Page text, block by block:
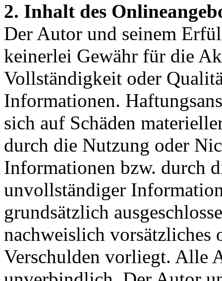
2. Inhalt des
Der Autor und seinem
keinerlei Gewähr für die
Vollständigkeit oder
Informationen.
sich auf Schäden
durch die Nutzung oder
Informationen bzw. durch
unvollständiger
grundsätzlich
nachweislich vorsätzliches
Verschulden vorliegt. Alle